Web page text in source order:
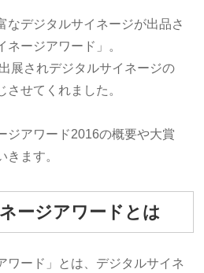
なデジタルサイネージが出品さ
ネージアワード」。
展されデジタルサイネージの
させてくれました。
ジアワード2016の概要や大賞
きます。
ージアワードとは
ワード」とは、デジタルサイネ